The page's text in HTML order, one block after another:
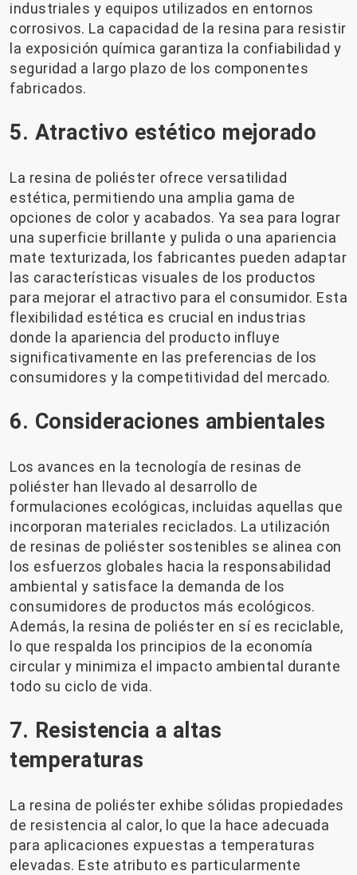
industriales y equipos utilizados en entornos
corrosivos. La capacidad de la resina para resistir
la exposición química garantiza la confiabilidad y
seguridad a largo plazo de los componentes
fabricados.
5. Atractivo estético mejorado
La resina de poliéster ofrece versatilidad
estética, permitiendo una amplia gama de
opciones de color y acabados. Ya sea para lograr
una superficie brillante y pulida o una apariencia
mate texturizada, los fabricantes pueden adaptar
las características visuales de los productos
para mejorar el atractivo para el consumidor. Esta
flexibilidad estética es crucial en industrias
donde la apariencia del producto influye
significativamente en las preferencias de los
consumidores y la competitividad del mercado.
6. Consideraciones ambientales
Los avances en la tecnología de resinas de
poliéster han llevado al desarrollo de
formulaciones ecológicas, incluidas aquellas que
incorporan materiales reciclados. La utilización
de resinas de poliéster sostenibles se alinea con
los esfuerzos globales hacia la responsabilidad
ambiental y satisface la demanda de los
consumidores de productos más ecológicos.
Además, la resina de poliéster en sí es reciclable,
lo que respalda los principios de la economía
circular y minimiza el impacto ambiental durante
todo su ciclo de vida.
7. Resistencia a altas
temperaturas
La resina de poliéster exhibe sólidas propiedades
de resistencia al calor, lo que la hace adecuada
para aplicaciones expuestas a temperaturas
elevadas. Este atributo es particularmente